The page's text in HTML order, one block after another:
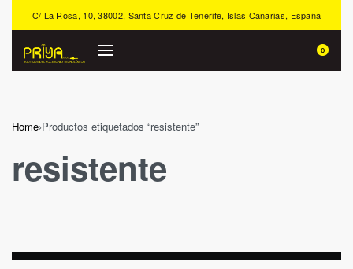
C/ La Rosa, 10, 38002, Santa Cruz de Tenerife, Islas Canarias, España
0
Home›Productos etiquetados “resistente”
resistente